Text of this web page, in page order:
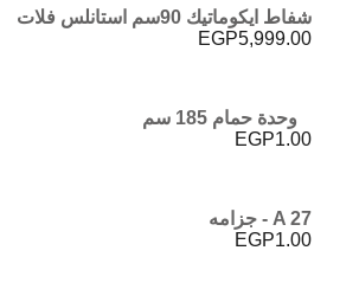
شفاط ايكوماتيك 90سم استانلس فلات
EGP5,999.00
وحدة حمام 185 سم
EGP1.00
A 27 - جزامه
EGP1.00